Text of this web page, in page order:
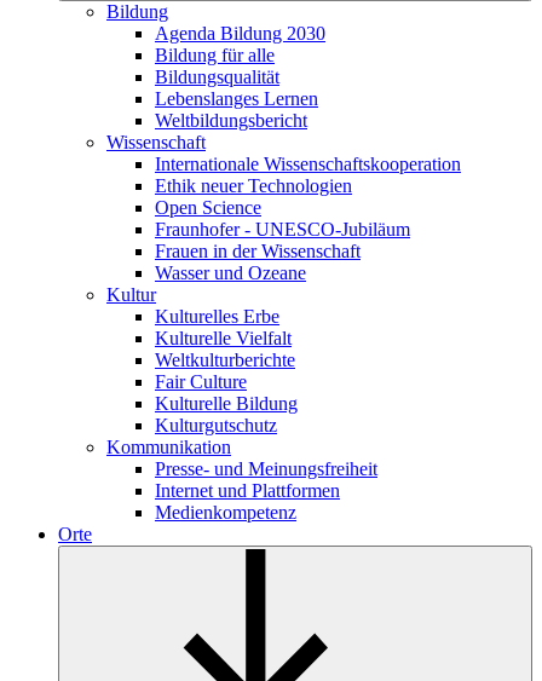
Bildung
Agenda Bildung 2030
Bildung für alle
Bildungsqualität
Lebenslanges Lernen
Weltbildungsbericht
Wissenschaft
Internationale Wissenschaftskooperation
Ethik neuer Technologien
Open Science
Fraunhofer - UNESCO-Jubiläum
Frauen in der Wissenschaft
Wasser und Ozeane
Kultur
Kulturelles Erbe
Kulturelle Vielfalt
Weltkulturberichte
Fair Culture
Kulturelle Bildung
Kulturgutschutz
Kommunikation
Presse- und Meinungsfreiheit
Internet und Plattformen
Medienkompetenz
Orte